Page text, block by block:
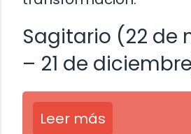
Sagitario (22 de
– 21 de
Leer más